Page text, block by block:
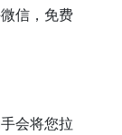
信，免费
会将您拉